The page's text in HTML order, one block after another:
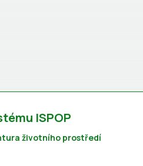
ISPOP
životního prostředí